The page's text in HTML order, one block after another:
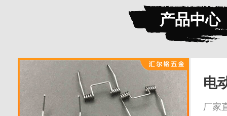
产品中心
电
厂家